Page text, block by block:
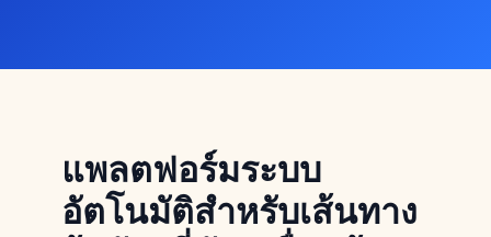
แพลตฟอร์มระบบ
อัตโนมัติสำหรับเส้นทาง